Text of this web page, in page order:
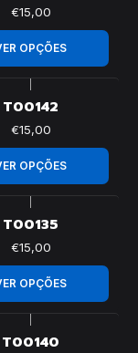
€15,00
OPÇÕES
T00142
€15,00
OPÇÕES
T00135
€15,00
OPÇÕES
T00140